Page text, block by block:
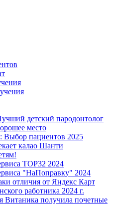
детский пародонтолог
место
Выбор пациентов 2025
калао Шанти
TOP32 2024
"НаПоправку" 2024
отличия от Яндекс Карт
работника 2024 г.
Витаника получила почетные